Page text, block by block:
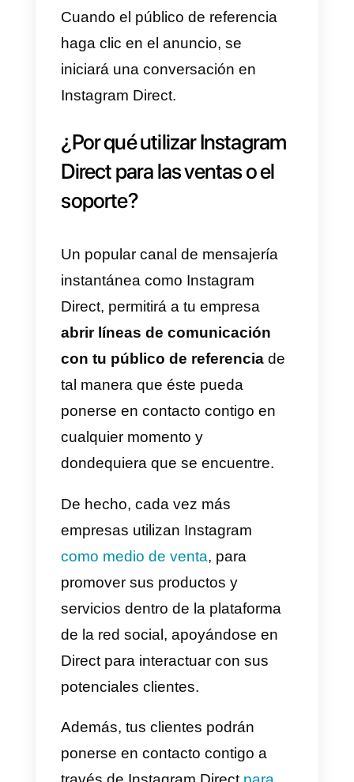
6)Selecciona el “Modelo de
mensaje”, creando uno nuevo o
utilizando uno ya existente, luego
haz clic en “Guardar y terminar
7)Completa las modificaciones
Publica”.
En este punto deberás
proceso de verificación
parte de Facebook, y una vez
aprobado, el anuncio será visible
en el feed o en las historias de
Instagramy permitirán a las
personas iniciar una